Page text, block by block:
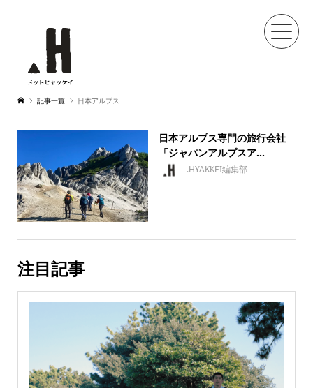
記事一覧 日本アルプス
日本アルプス専門の旅行会社
「ジャパンアルプスア...
.HYAKKEI編集部
注目記事